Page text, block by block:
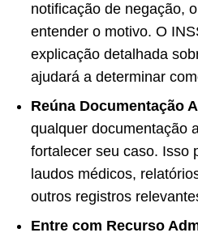
notificação de negação,
entender o motivo. O
explicação detalhada
ajudará a determinar
Reúna Documentação
qualquer documentação
fortalecer seu caso. Isso
laudos médicos,
outros registros
Entre com Recurso